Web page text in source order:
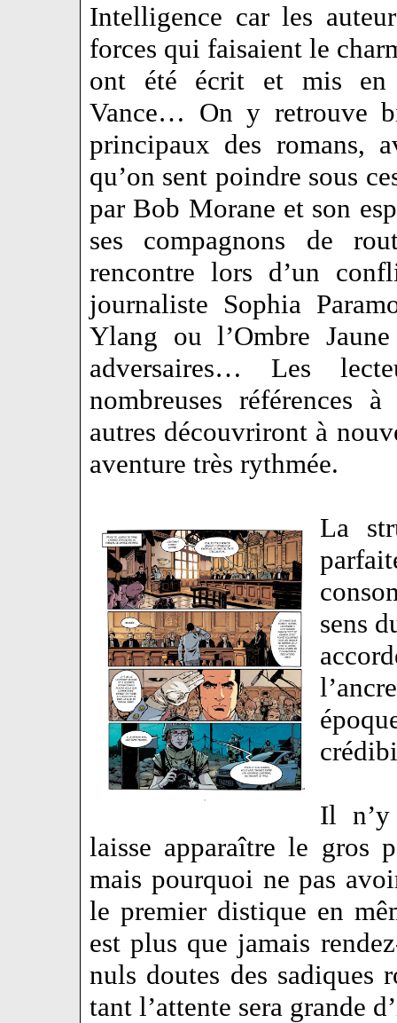
Intelligence car les
forces qui faisaient le
ont été écrit et mis en
Vance… On y retrouve
principaux des romans,
qu’on sent poindre sous
par Bob Morane et son
ses compagnons de
rencontre lors d’un
journaliste Sophia
Ylang ou l’Ombre
adversaires… Les
nombreuses références
autres découvriront à
aventure très rythmée.
La
sens
Il
laisse apparaître le gros
mais pourquoi ne pas
le premier distique en
est plus que jamais
nuls doutes des sadiques
tant l’attente sera grande